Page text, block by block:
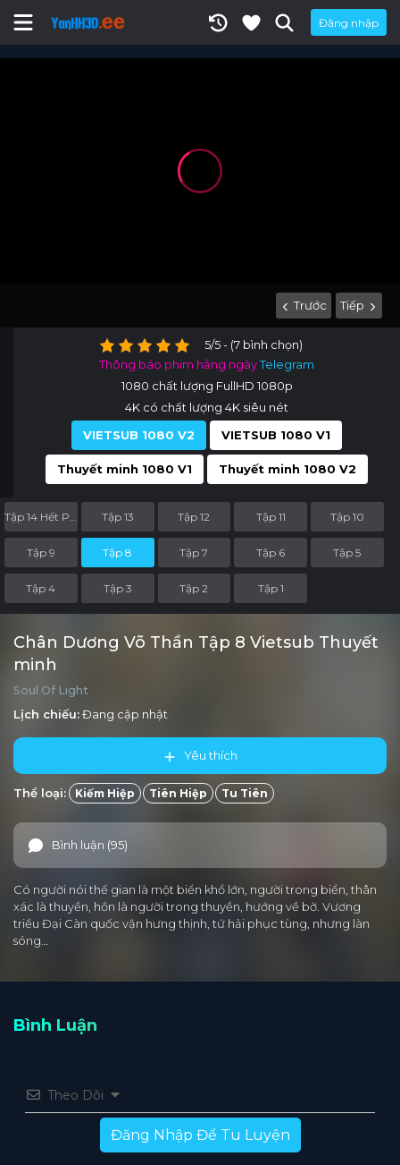
Đăng nhập
Trước Tiếp
5/5 - (7 bình chọn)
Thông báo phim hằng ngàyTelegram
1080 chất lượng FullHD 1080p
4K có chất lượng 4K siêu nét
VIETSUB 1080 V2
VIETSUB 1080 V1
Thuyết minh 1080 V1 Thuyết minh 1080 V2
Tập 13 Tập 12 Tập 11 Tập 10
Tập 9 Tập 8 Tập 7 Tập 6 Tập 5
Tập 4 Tập 3 Tập 2 Tập 1
Chân Dương Võ Thần Tập 8 Vietsub Thuyết
minh
Soul Of Light
Lịch chiếu:Đang cập nhật
Yêu thích
Thể loại: Kiếm Hiệp Tiên Hiệp Tu Tiên
Bình luận (95)
Có người nói thế gian là một biển khổ lớn, người trong biển, thân
xác là thuyền, hồn là người trong thuyền, hướng về bờ. Vương
triều Đại Càn quốc vận hưng thịnh, tứ hải phục tùng, nhưng làn
sóng…
Bình Luận
Theo Dõi
Đăng Nhập Để Tu Luyện